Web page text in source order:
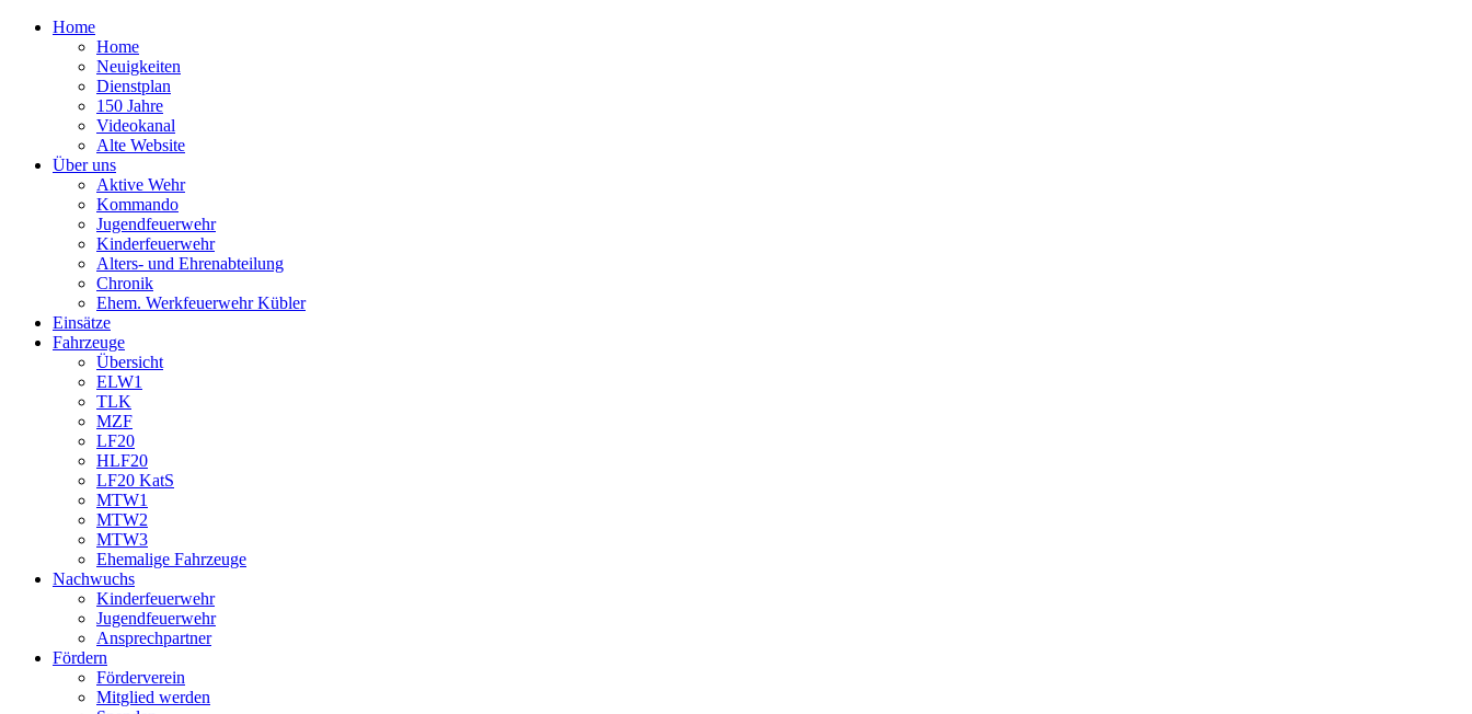
Home
Home
Neuigkeiten
Dienstplan
150 Jahre
Videokanal
Alte Website
Über uns
Aktive Wehr
Kommando
Jugendfeuerwehr
Kinderfeuerwehr
Alters- und Ehrenabteilung
Chronik
Ehem. Werkfeuerwehr Kübler
Einsätze
Fahrzeuge
Übersicht
ELW1
TLK
MZF
LF20
HLF20
LF20 KatS
MTW1
MTW2
MTW3
Ehemalige Fahrzeuge
Nachwuchs
Kinderfeuerwehr
Jugendfeuerwehr
Ansprechpartner
Fördern
Förderverein
Mitglied werden